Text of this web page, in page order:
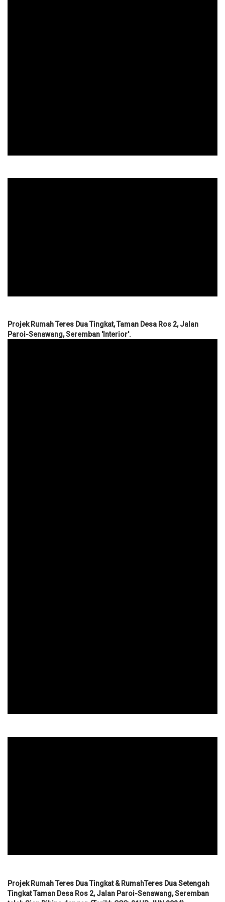
Projek Rumah Teres Dua Tingkat, Taman Desa Ros 2, Jalan
Paroi-Senawang, Seremban 'Interior'.
Projek Rumah Teres Dua Tingkat & RumahTeres Dua Setengah
Tingkat Taman Desa Ros 2, Jalan Paroi-Senawang, Seremban